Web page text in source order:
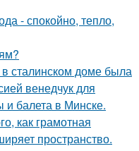
- спокойно, тепло,
сталинском доме была
венедчук для
и балета в Минске.
как грамотная
пространство.